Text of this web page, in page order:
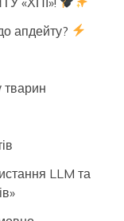
апдейту?
тварин
LLM та